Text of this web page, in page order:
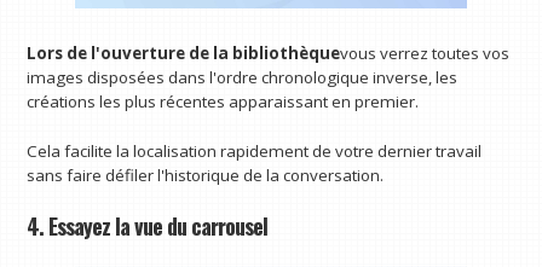
Lors de l'ouverture de la bibliothèquevous verrez toutes vos
images disposées dans l'ordre chronologique inverse, les
créations les plus récentes apparaissant en premier.
Cela facilite la localisation rapidement de votre dernier travail
sans faire défiler l'historique de la conversation.
4. Essayez la vue du carrousel